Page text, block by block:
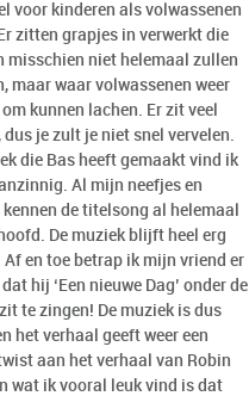
voor kinderen als volwassenen
zitten grapjes in verwerkt die
misschien niet helemaal zullen
maar waar volwassenen weer
om kunnen lachen. Er zit veel
je zult je niet snel vervelen.
die Bas heeft gemaakt vind ik
Al mijn neefjes en
de titelsong al helemaal
De muziek blijft heel erg
Af en toe betrap ik mijn vriend er
hij ‘Een nieuwe Dag’ onder de
te zingen! De muziek is dus
het verhaal geeft weer een
aan het verhaal van Robin
wat ik vooral leuk vind is dat